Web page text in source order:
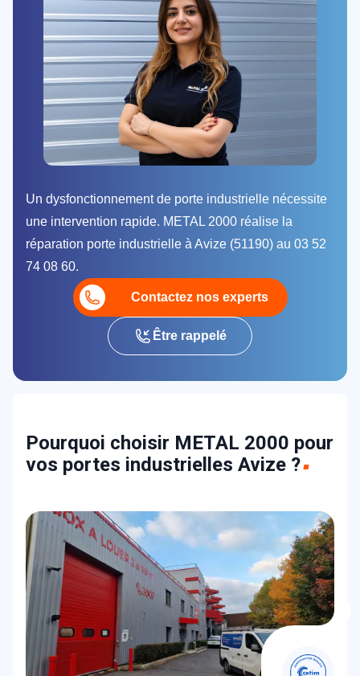
Un dysfonctionnement de porte industrielle nécessite
une intervention rapide. METAL 2000 réalise la
réparation porte industrielle à Avize (51190) au 03 52
74 08 60.
Contactez nos experts
Être rappelé
Pourquoi choisir METAL 2000 pour
vos portes industrielles Avize ?